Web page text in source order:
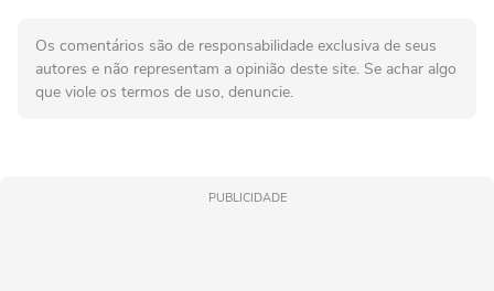
Os comentários são de responsabilidade exclusiva de seus
autores e não representam a opinião deste site. Se achar algo
que viole os termos de uso, denuncie.
PUBLICIDADE